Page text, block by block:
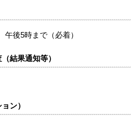
後5時まで（必着）
結果通知等）
ン）